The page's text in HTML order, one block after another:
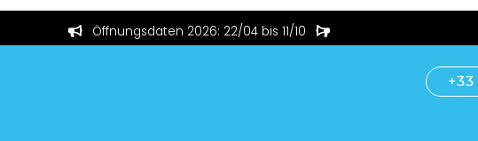
Öffnungsdaten 2026: 22/04 bis 11/10